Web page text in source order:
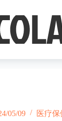
05/09 医疗保